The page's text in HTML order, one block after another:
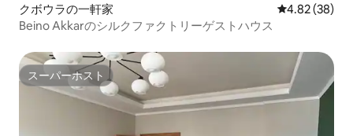
クボウラの一軒家 レビュー38
4.82 (38)
Beino Akkarのシルクファクトリーゲストハウス
スーパーホスト
スーパーホスト